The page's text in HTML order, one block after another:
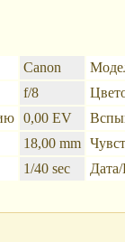
Canon
f/8
0,00 EV
18,00 mm
1/40 sec